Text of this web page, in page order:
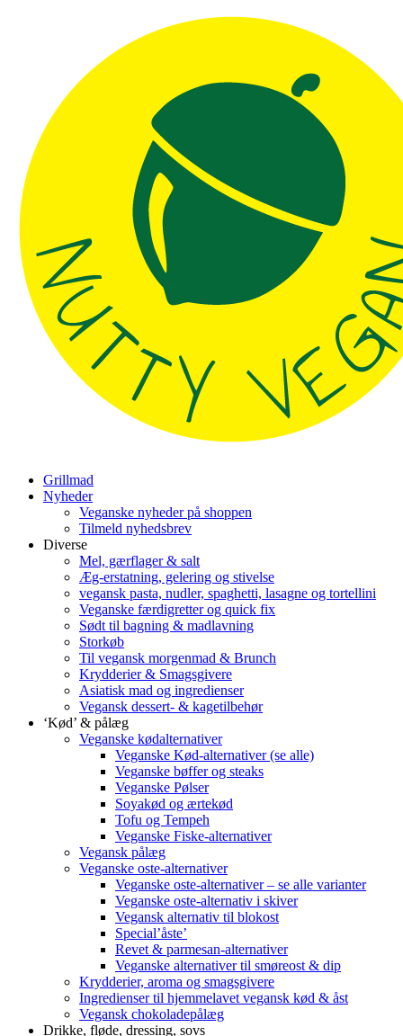
Grillmad
Nyheder
Veganske nyheder på shoppen
Tilmeld nyhedsbrev
Diverse
Mel, gærflager & salt
Æg-erstatning, gelering og stivelse
vegansk pasta, nudler, spaghetti, lasagne og tortellini
Veganske færdigretter og quick fix
Sødt til bagning & madlavning
Storkøb
Til vegansk morgenmad & Brunch
Krydderier & Smagsgivere
Asiatisk mad og ingredienser
Vegansk dessert- & kagetilbehør
‘Kød’ & pålæg
Veganske kødalternativer
Veganske Kød-alternativer (se alle)
Veganske bøffer og steaks
Veganske Pølser
Soyakød og ærtekød
Tofu og Tempeh
Veganske Fiske-alternativer
Vegansk pålæg
Veganske oste-alternativer
Veganske oste-alternativer – se alle varianter
Veganske oste-alternativ i skiver
Vegansk alternativ til blokost
Special’åste’
Revet & parmesan-alternativer
Veganske alternativer til smøreost & dip
Krydderier, aroma og smagsgivere
Ingredienser til hjemmelavet vegansk kød & åst
Vegansk chokoladepålæg
Drikke, fløde, dressing, sovs